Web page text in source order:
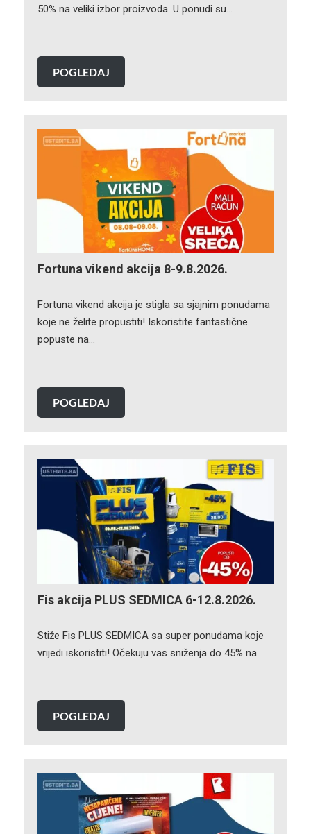
50% na veliki izbor proizvoda. U ponudi su…
POGLEDAJ
Fortuna vikend akcija 8-9.8.2026.
Fortuna vikend akcija je stigla sa sjajnim ponudama
koje ne želite propustiti! Iskoristite fantastične
popuste na…
POGLEDAJ
Fis akcija PLUS SEDMICA 6-12.8.2026.
Stiže Fis PLUS SEDMICA sa super ponudama koje
vrijedi iskoristiti! Očekuju vas sniženja do 45% na…
POGLEDAJ